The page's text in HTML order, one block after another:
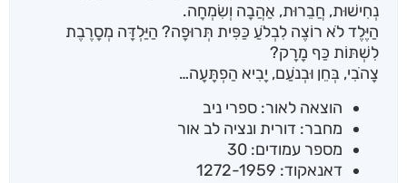
נְחִישׁוּת, חֲבֵרוּת, אַהֲבָה וְשִׂמְחָה.
הַיֶּלֶד לֹא רוֹצֶה לִבְלֹעַ כַּפִּית תְּרוּפָה? הַיַּלְדָּה מְסָרֶבֶת
לִשְׁתּוֹת כַּף מָרָק?
צָהֹבִי, בְּחֵן וּבְנֹעַם, יָבִיא הַפְתָּעָה…
הוצאה לאור: ספרי ניב
מחבר: דורית ונציה לב אור
מספר עמודים: 30
דאנאקוד: 1272-1959